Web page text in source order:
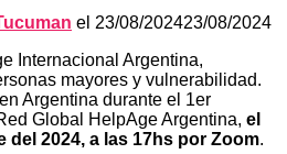
el 23/08/202423/08/2024
Internacional Argentina,
mayores y vulnerabilidad.
Argentina durante el 1er
Global HelpAge Argentina, el
del 2024, a las 17hs por Zoom.